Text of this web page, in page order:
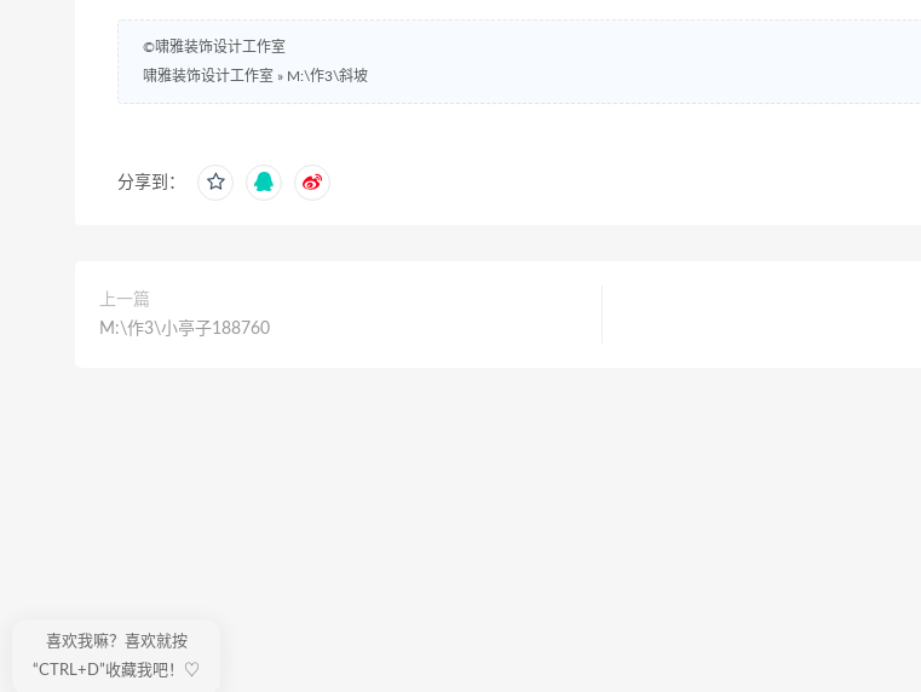
©啸雅装饰设计工作室
啸雅装饰设计工作室 » M:\作3\斜坡
分享到：
上一篇
M:\作3\小亭子188760
喜欢我嘛？喜欢就按
“CTRL+D”收藏我吧！♡